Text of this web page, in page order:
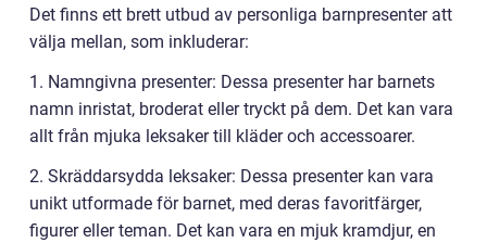
Det finns ett brett utbud av personliga barnpresenter att
välja mellan, som inkluderar:
1. Namngivna presenter: Dessa presenter har barnets
namn inristat, broderat eller tryckt på dem. Det kan vara
allt från mjuka leksaker till kläder och accessoarer.
2. Skräddarsydda leksaker: Dessa presenter kan vara
unikt utformade för barnet, med deras favoritfärger,
figurer eller teman. Det kan vara en mjuk kramdjur, en